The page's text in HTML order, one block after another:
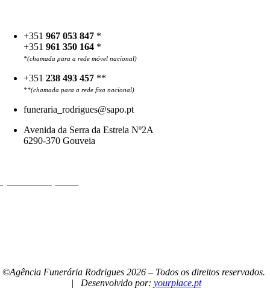
+351967 053 847 *
+351961 350 164 *
*(chamada para a rede móvel nacional)
+351238 493 457 **
**(chamada para a rede fixa nacional)
funeraria_rodrigues@sapo.pt
Avenida da Serra da Estrela Nº2A
6290-370 Gouveia
©Agência Funerária Rodrigues 2026 – Todos os direitos reservados.
| Desenvolvido por: yourplace.pt